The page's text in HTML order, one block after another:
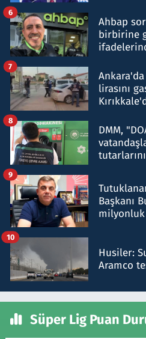
Ahbap
birbirine
6
lirasını
7
DMM,
8
Başkanı
9
Husiler:
Aramco
10
Süper Lig Puan